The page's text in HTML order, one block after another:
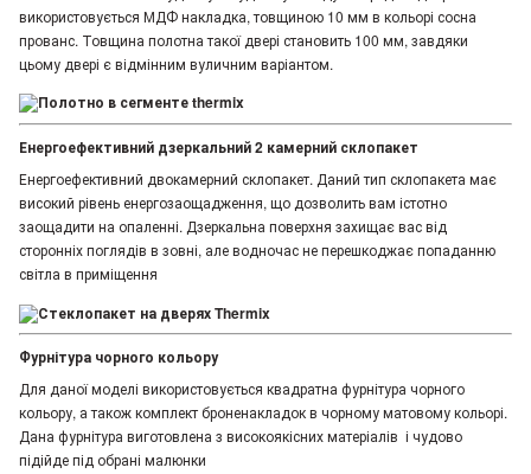
використовується МДФ накладка, товщиною 10 мм в кольорі сосна
прованс. Товщина полотна такої двері становить 100 мм, завдяки
цьому двері є відмінним вуличним варіантом.
Енергоефективний дзеркальний 2 камерний склопакет
Енергоефективний двокамерний склопакет. Даний тип склопакета має
високий рівень енергозаощадження, що дозволить вам істотно
заощадити на опаленні. Дзеркальна поверхня захищає вас від
сторонніх поглядів в зовні, але водночас не перешкоджає попаданню
світла в приміщення
Фурнітура чорного кольору
Для даної моделі використовується квадратна фурнітура чорного
кольору, а також комплект броненакладок в чорному матовому кольорі.
Дана фурнітура виготовлена з високоякісних матеріалів і чудово
підійде під обрані малюнки